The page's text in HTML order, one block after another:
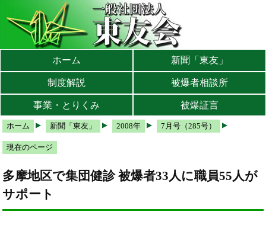
メインメニューへ
サブメニューへ
現在地ナビ（パンくずリスト）へ
ホーム 新聞「東友」
制度解説 被爆者相談所
事業・とりくみ 被爆証言
ホーム 新聞「東友」 2008年 7月号（285号）
現在のページ
多摩地区で集団健診 被爆者33人に職員55人が
サポート